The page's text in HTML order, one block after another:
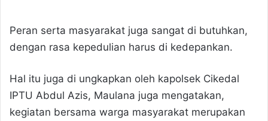
Peran serta masyarakat juga sangat di butuhkan,
dengan rasa kepedulian harus di kedepankan.
Hal itu juga di ungkapkan oleh kapolsek Cikedal
IPTU Abdul Azis, Maulana juga mengatakan,
kegiatan bersama warga masyarakat merupakan